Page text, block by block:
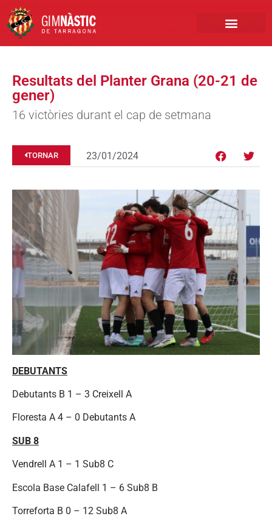
Resultats del Planter Grana (20-21 de
gener)
16 victòries durant el cap de setmana
TORNAR 23/01/2024
DEBUTANTS
Debutants B 1 – 3 Creixell A
Floresta A 4 – 0 Debutants A
SUB 8
Vendrell A 1 – 1 Sub8 C
Escola Base Calafell 1 – 6 Sub8 B
Torreforta B 0 – 12 Sub8 A